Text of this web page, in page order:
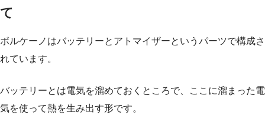
て
ボルケーノはバッテリーとアトマイザーというパーツで構成さ
れています。
バッテリーとは電気を溜めておくところで、ここに溜まった電
気を使って熱を生み出す形です。